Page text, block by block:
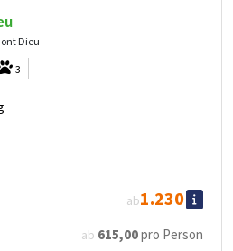
Dieu
3
ab 615,00pro Person
ab1.230